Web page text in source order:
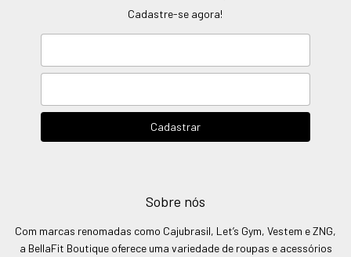
Cadastre-se agora!
Sobre nós
Com marcas renomadas como Cajubrasil, Let’s Gym, Vestem e ZNG,
a BellaFit Boutique oferece uma variedade de roupas e acessórios